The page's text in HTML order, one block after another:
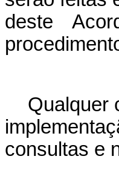
deste
Qualquer
consultas e